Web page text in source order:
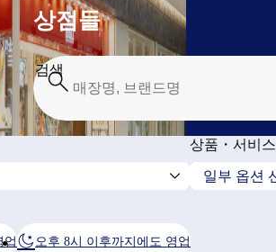
상점들
검색
상품・서비스
업 오후 8시 이후까지에도 영업